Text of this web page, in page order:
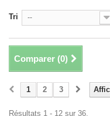
Tri --
Comparer (0)
1 2 3
Résultats 1 - 12 sur 36.